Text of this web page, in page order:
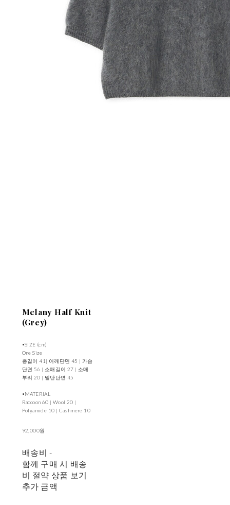
Melany Half Knit
(Grey)
•SIZE (cm)
One Size
총길이 41| 어깨단면 45 | 가슴
단면 56 | 소매길이 27 | 소매
부리 20 | 밑단단면 45
•MATERIAL
Raccoon 60 | Wool 20 |
Polyamide 10 | Cashmere 10
92,000원
배송비-
함께 구매 시 배송
비 절약 상품 보기
추가 금액